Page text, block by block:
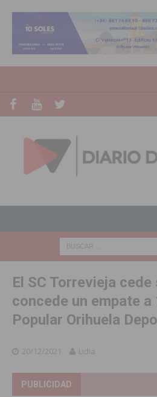
El SC Torrevieja
concede un empate a
Popular Orihuela
20/12/2021 Lidia
PUBLICIDAD